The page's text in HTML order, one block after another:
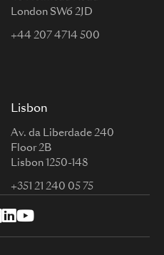
London SW6 2JD
+44 207 4714 500
Lisbon
Av. da Liberdade 240
Floor 2B
Lisbon 1250-148
+351 21 240 05 75